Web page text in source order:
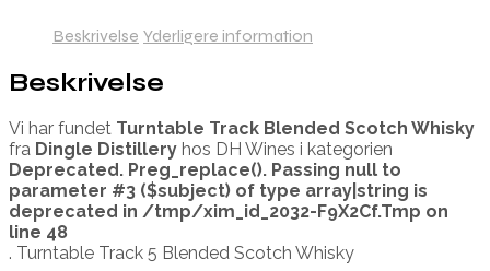
Beskrivelse Yderligere information
Beskrivelse
Vi har fundet Turntable Track Blended Scotch Whisky
fra Dingle Distillery hos DH Wines i kategorien
Deprecated. Preg_replace(). Passing null to
parameter #3 ($subject) of type array|string is
deprecated in /tmp/xim_id_2032-F9X2Cf.Tmp on
line 48
. Turntable Track 5 Blended Scotch Whisky